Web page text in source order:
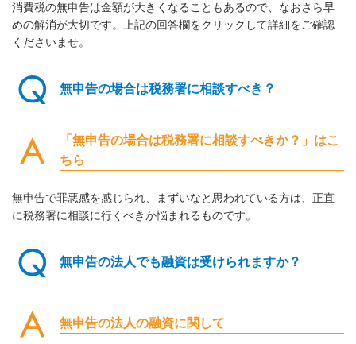
消費税の無申告は金額が大きくなることもあるので、なおさら早
めの解消が大切です。上記の回答欄をクリックして詳細をご確認
くださいませ。
無申告の場合は税務署に相談すべき？
「無申告の場合は税務署に相談すべきか？」はこ
ちら
無申告で罪悪感を感じられ、まずいなと思われている方は、正直
に税務署に相談に行くべきか悩まれるものです。
無申告の法人でも融資は受けられますか？
無申告の法人の融資に関して